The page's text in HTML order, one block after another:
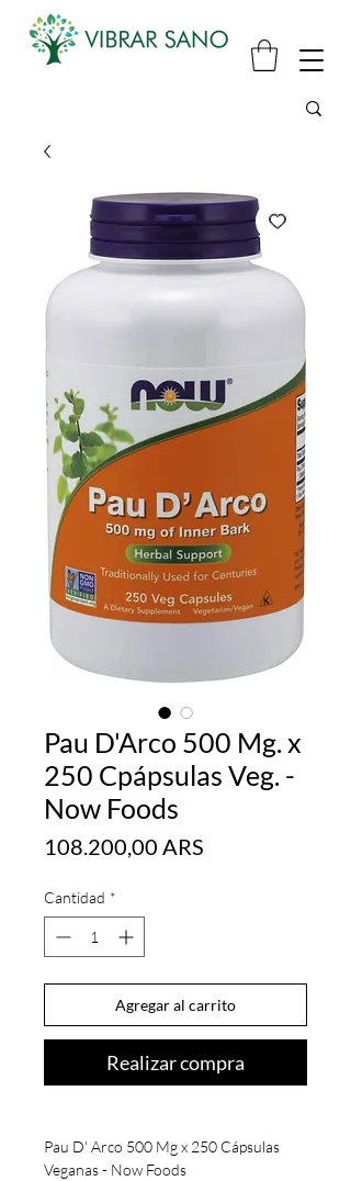
Pau D'Arco 500 Mg. x
250 Cpápsulas Veg. -
Now Foods
108.200,00 ARS
Cantidad *
Agregar al carrito
Realizar compra
Pau D' Arco 500 Mg x 250 Cápsulas
Veganas - Now Foods